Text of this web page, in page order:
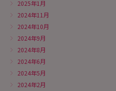
2025年1月
2024年11月
2024年10月
2024年9月
2024年8月
2024年6月
2024年5月
2024年2月